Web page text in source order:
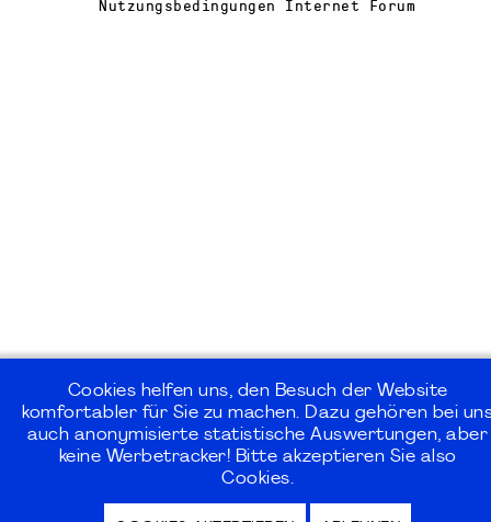
Nutzungsbedingungen Internet Forum
Cookies helfen uns, den Besuch der Website
komfortabler für Sie zu machen. Dazu gehören bei
auch anonymisierte statistische Auswertungen, aber
keine Werbetracker! Bitte akzeptieren Sie also
Cookies.